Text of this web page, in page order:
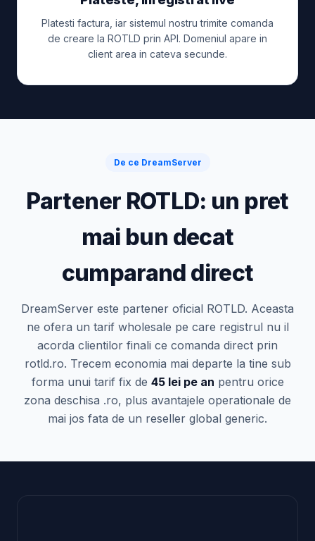
Platesti factura, iar sistemul nostru trimite comanda
de creare la ROTLD prin API. Domeniul apare in
client area in cateva secunde.
De ce DreamServer
Partener ROTLD: un pret
mai bun decat
cumparand direct
DreamServer este partener oficial ROTLD. Aceasta
ne ofera un tarif wholesale pe care registrul nu il
acorda clientilor finali ce comanda direct prin
rotld.ro. Trecem economia mai departe la tine sub
forma unui tarif fix de 45 lei pe an pentru orice
zona deschisa .ro, plus avantajele operationale de
mai jos fata de un reseller global generic.